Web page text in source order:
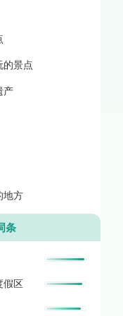
的景点
产
地方
条
假区